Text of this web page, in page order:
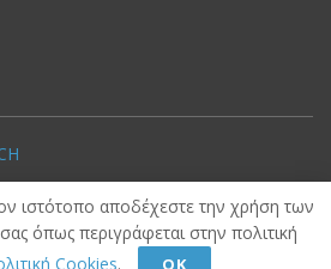
2022 | All rights reserved.
ιστότοπο αποδέχεστε την χρήση των
όπως περιγράφεται στην πολιτική
Cookies. ΟΚ